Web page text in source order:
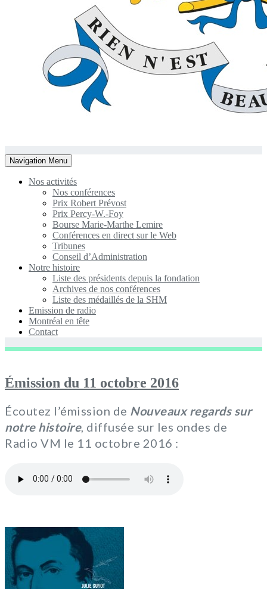
Toggle
navigation
Navigation Menu
Nos activités
Nos conférences
Prix Robert Prévost
Prix Percy-W.-Foy
Bourse Marie-Marthe Lemire
Conférences en direct sur le Web
Tribunes
Conseil d’Administration
Notre histoire
Liste des présidents depuis la fondation
Archives de nos conférences
Liste des médaillés de la SHM
Emission de radio
Montréal en tête
Contact
Émission du 11 octobre 2016
Écoutez l’émission de Nouveaux regards sur
notre histoire, diffusée sur les ondes de
Radio VM le 11 octobre 2016 :